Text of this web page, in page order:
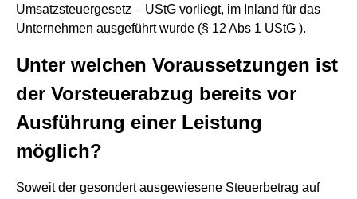
Umsatzsteuergesetz – UStG vorliegt, im Inland für das
Unternehmen ausgeführt wurde (§ 12 Abs 1 UStG ).
Unter welchen Voraussetzungen ist
der Vorsteuerabzug bereits vor
Ausführung einer Leistung
möglich?
Soweit der gesondert ausgewiesene Steuerbetrag auf